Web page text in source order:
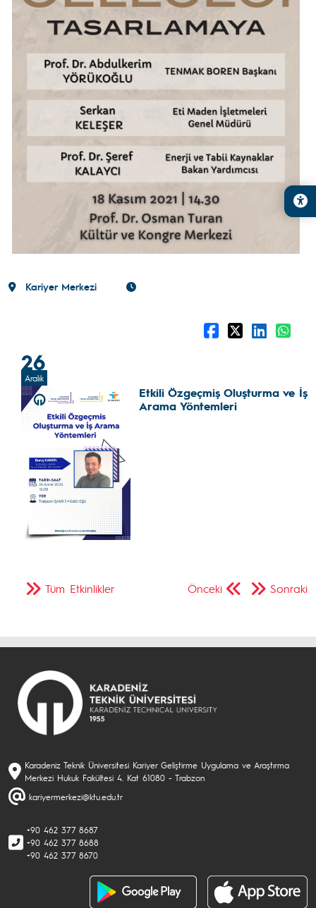
Kariyer Merkezi
26
Aralık
Etkili Özgeçmiş Oluşturma ve İş
Arama Yöntemleri
Önceki Sonraki
Tüm Etkinlikler
Karadeniz Teknik Üniversitesi Kariyer Geliştirme Uygulama ve Araştırma
Merkezi Hukuk Fakültesi 4. Kat 61080 - Trabzon
kariyermerkezi@ktu.edu.tr
+90 462 377 8687
+90 462 377 8688
+90 462 377 8670